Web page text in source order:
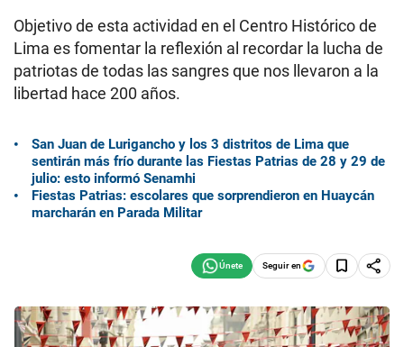
Objetivo de esta actividad en el Centro Histórico de
Lima es fomentar la reflexión al recordar la lucha de
patriotas de todas las sangres que nos llevaron a la
libertad hace 200 años.
San Juan de Lurigancho y los 3 distritos de Lima que
sentirán más frío durante las Fiestas Patrias de 28 y 29 de
julio: esto informó Senamhi
Fiestas Patrias: escolares que sorprendieron en Huaycán
marcharán en Parada Militar
Seguir en